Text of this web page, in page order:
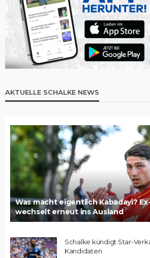
AKTUELLE SCHALKE NEWS
Was macht eigentlich Kabadayi?
wechselt erneut ins Ausland
Schalke kündigt Star-
Kandidaten